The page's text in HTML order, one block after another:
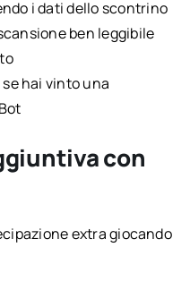
i dati dello scontrino
ben leggibile
hai vinto una
con
extra giocando